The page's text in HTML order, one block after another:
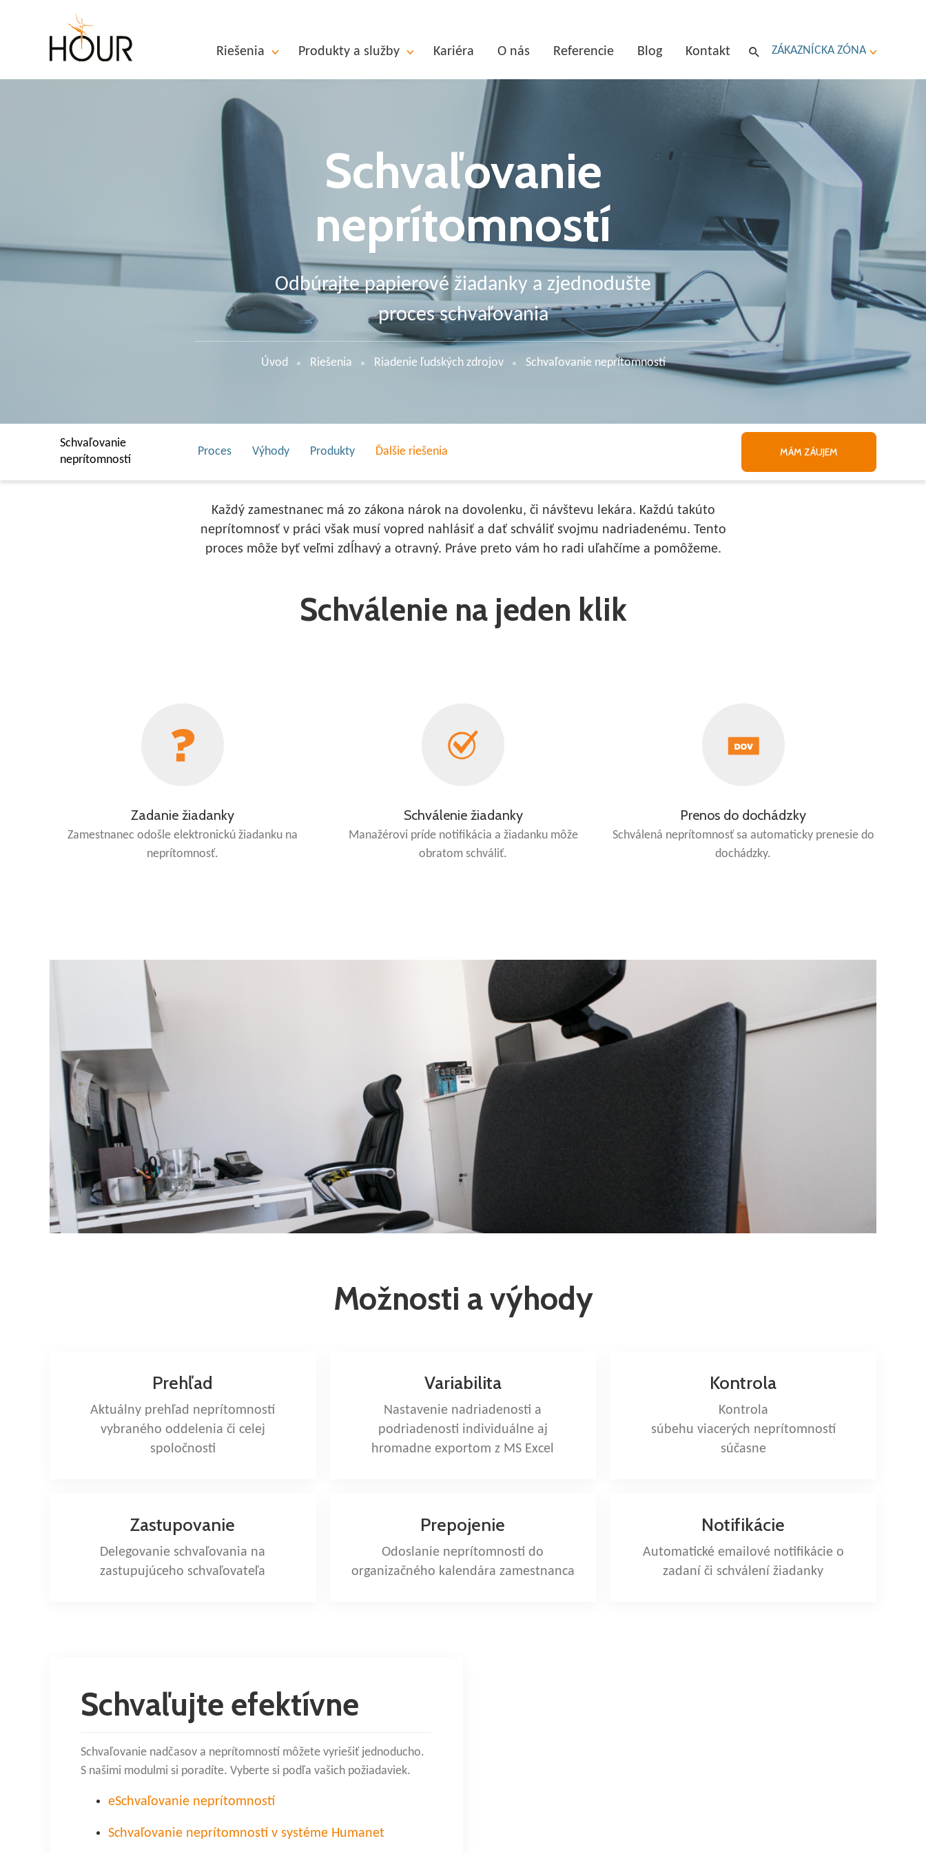
Riešenia Produkty a služby Kariéra O nás Referencie Blog Kontakt ZÁKAZNÍCKA ZÓNA
Schvaľovanie
neprítomností
Odbúrajte papierové žiadanky a zjednodušte
proces schvaľovania
Úvod Riešenia Riadenie ľudských zdrojov Schvaľovanie neprítomností
Schvaľovanie
neprítomností
Proces Výhody Produkty Ďalšie riešenia MÁM ZÁUJEM
Každý zamestnanec má zo zákona nárok na dovolenku, či návštevu lekára. Každú takúto
neprítomnosť v práci však musí vopred nahlásiť a dať schváliť svojmu nadriadenému. Tento
proces môže byť veľmi zdĺhavý a otravný. Práve preto vám ho radi uľahčíme a pomôžeme.
Schválenie na jeden klik
Zadanie žiadanky
Zamestnanec odošle elektronickú žiadanku na
neprítomnosť.
Schválenie žiadanky
Manažérovi príde notifikácia a žiadanku môže
obratom schváliť.
Prenos do dochádzky
Schválená neprítomnosť sa automaticky prenesie do
dochádzky.
Možnosti a výhody
Prehľad
Aktuálny prehľad neprítomností
vybraného oddelenia či celej
spoločnosti
Variabilita
Nastavenie nadriadenosti a
podriadenosti individuálne aj
hromadne exportom z MS Excel
Kontrola
Kontrola
súbehu viacerých neprítomností
súčasne
Zastupovanie
Delegovanie schvaľovania na
zastupujúceho schvaľovateľa
Prepojenie
Odoslanie neprítomnosti do
organizačného kalendára zamestnanca
Notifikácie
Automatické emailové notifikácie o
zadaní či schválení žiadanky
Schvaľujte efektívne
Schvaľovanie nadčasov a neprítomností môžete vyriešiť jednoducho.
S našimi modulmi si poradíte. Vyberte si podľa vašich požiadaviek.
eSchvaľovanie neprítomností
Schvaľovanie neprítomností v systéme Humanet